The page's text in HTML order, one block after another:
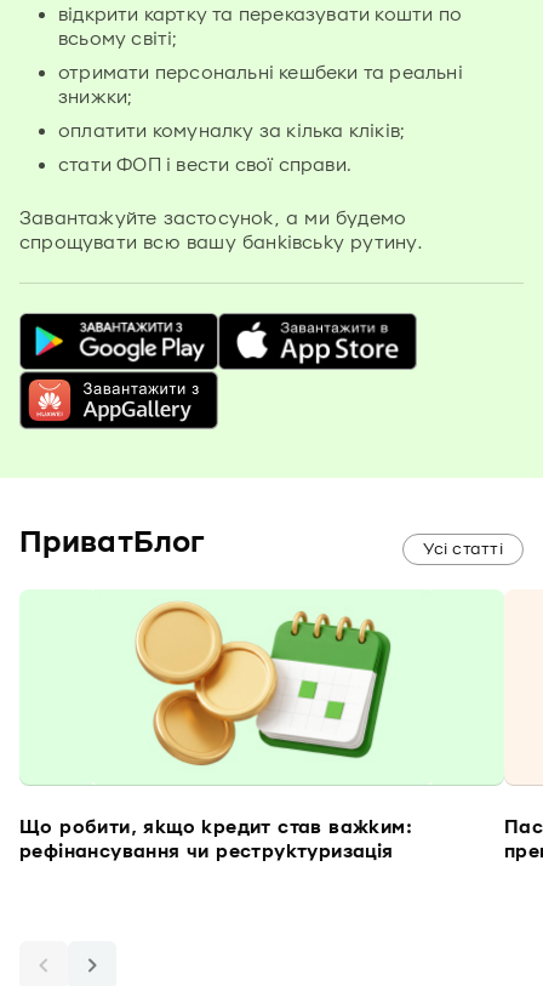
відкрити картку та переказувати кошти по
всьому світі;
отримати персональні кешбеки та реальні
знижки;
оплатити комуналку за кілька кліків;
стати ФОП і вести свої справи.
Завантажуйте застосунок, а ми будемо
спрощувати всю вашу банківську рутину.
ПриватБлог Усі статті
Що робити, якщо кредит став важким:
рефінансування чи реструктуризація